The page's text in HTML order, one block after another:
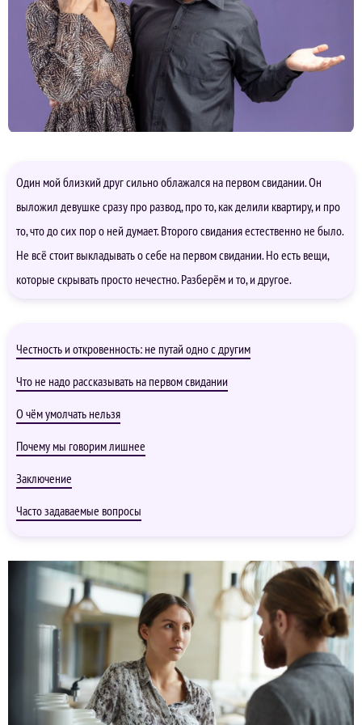
Один мой близкий друг сильно облажался на первом свидании. Он
выложил девушке сразу про развод, про то, как делили квартиру, и про
то, что до сих пор о ней думает. Второго свидания естественно не было.
Не всё стоит выкладывать о себе на первом свидании. Но есть вещи,
которые скрывать просто нечестно. Разберём и то, и другое.
Честность и откровенность: не путай одно с другим
Что не надо рассказывать на первом свидании
О чём умолчать нельзя
Почему мы говорим лишнее
Заключение
Часто задаваемые вопросы